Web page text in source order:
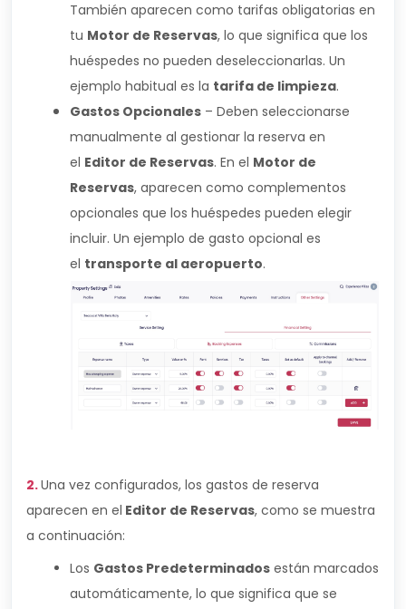
También aparecen como tarifas obligatorias en
tu Motor de Reservas, lo que significa que los
huéspedes no pueden deseleccionarlas. Un
ejemplo habitual es la tarifa de limpieza.
Gastos Opcionales – Deben seleccionarse
manualmente al gestionar la reserva en
el Editor de Reservas. En el Motor de
Reservas, aparecen como complementos
opcionales que los huéspedes pueden elegir
incluir. Un ejemplo de gasto opcional es
el transporte al aeropuerto.
2.Una vez configurados, los gastos de reserva
aparecen en el Editor de Reservas, como se muestra
a continuación:
Los Gastos Predeterminados están marcados
automáticamente, lo que significa que se